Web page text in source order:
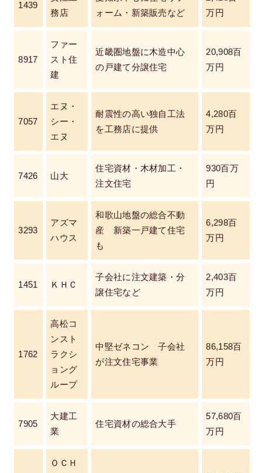
1439
務店
ォーム・新築販売など
万円
8917
ファー
スト住
建
近畿圏地盤に木造中心
の戸建て分譲住宅
20,908百
万円
7057
エヌ・
シー・
エヌ
耐震性の高い独自工法
を工務店に提供
4,280百
万円
7426 山大
住宅資材・木材加工・
注文住宅
930百万
円
3293
アズマ
ハウス
和歌山地盤の総合不動
産 新築一戸建て住宅
も
6,298百
万円
1451 ＫＨＣ
子会社に注文建築・分
譲住宅など
2,403百
万円
1762
高松コ
ンスト
ラクシ
ョング
ループ
中堅ゼネコン 子会社
が注文住宅事業
86,158百
万円
7905
大建工
業
住宅資材の総合大手
57,680百
万円
ＯＣＨ